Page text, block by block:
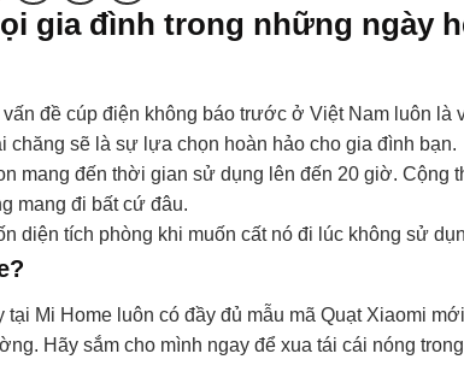
gia đình trong những ngày
đề cúp điện không báo trước ở Việt Nam luôn là
sẽ là sự lựa chọn hoàn hảo cho gia đình bạn.
mang đến thời gian sử dụng lên đến 20 giờ. Cộng
mang đi bất cứ đâu.
diện tích phòng khi muốn cất nó đi lúc không sử
tại Mi Home luôn có đầy đủ mẫu mã Quạt Xiaomi
Hãy sắm cho mình ngay để xua tái cái nóng